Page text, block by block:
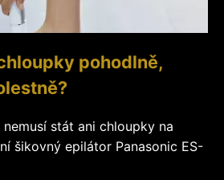
pohodlně,
stát ani chloupky na
šikovný epilátor Panasonic ES-